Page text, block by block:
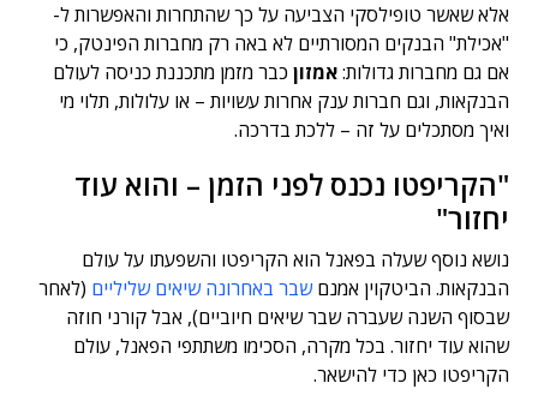
אלא שאשר טופילסקי הצביעה על כך שהתחרות והאפשרות ל-
"אכילת" הבנקים המסורתיים לא באה רק מחברות הפינטק, כי
אם גם מחברות גדולות:אמזון כבר מזמן מתכננת כניסה לעולם
הבנקאות, וגם חברות ענק אחרות עשויות – או עלולות, תלוי מי
ואיך מסתכלים על זה – ללכת בדרכה.
"הקריפטו נכנס לפני הזמן – והוא עוד
יחזור"
נושא נוסף שעלה בפאנל הוא הקריפטו והשפעתו על עולם
הבנקאות. הביטקוין אמנםשבר באחרונה שיאים שליליים (לאחר
שבסוף השנה שעברה שבר שיאים חיוביים), אבל קורני חוזה
שהוא עוד יחזור. בכל מקרה, הסכימו משתתפי הפאנל, עולם
הקריפטו כאן כדי להישאר.